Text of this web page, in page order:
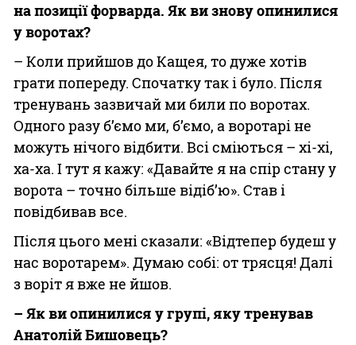
на позиції форварда. Як ви знову опинилися
у воротах?
– Коли прийшов до Кащея, то дуже хотів
грати попереду. Спочатку так і було. Після
тренувань зазвичай ми били по воротах.
Одного разу б’ємо ми, б’ємо, а воротарі не
можуть нічого відбити. Всі сміються – хі-хі,
ха-ха. І тут я кажу: «Давайте я на спір стану у
ворота – точно більше відіб’ю». Став і
повідбивав все.
Після цього мені сказали: «Відтепер будеш у
нас воротарем». Думаю собі: от трясця! Далі
з воріт я вже не йшов.
– Як ви опинилися у групі, яку тренував
Анатолій Бишовець?